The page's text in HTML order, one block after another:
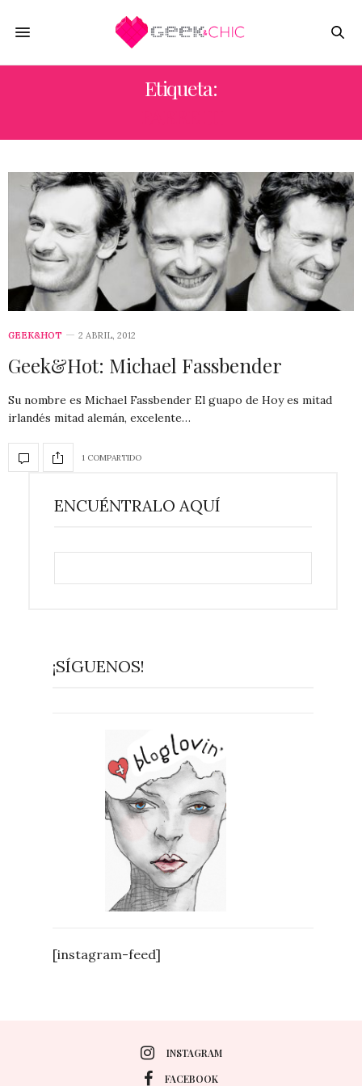
Etiqueta:
GEEK&HOT 2 ABRIL, 2012
Geek&Hot: Michael Fassbender
Su nombre es Michael Fassbender El guapo de Hoy es mitad
irlandés mitad alemán, excelente…
1 COMPARTIDO
ENCUÉNTRALO AQUÍ
¡SÍGUENOS!
[instagram-feed]
INSTAGRAM
FACEBOOK